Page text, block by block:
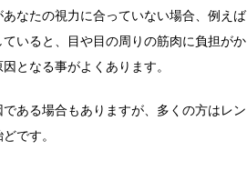
なたの視力に合っていない場合、例えば
いると、目や目の周りの筋肉に負担がか
となる事がよくあります。
ある場合もありますが、多くの方はレン
です。